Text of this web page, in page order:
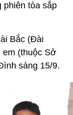
phiên tòa sắp
Bắc (Đài
em (thuộc Sở
sáng 15/9.